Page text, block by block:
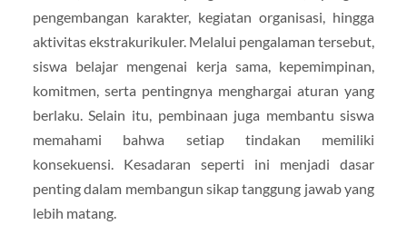
pengembangan karakter, kegiatan organisasi, hingga
aktivitas ekstrakurikuler. Melalui pengalaman tersebut,
siswa belajar mengenai kerja sama, kepemimpinan,
komitmen, serta pentingnya menghargai aturan yang
berlaku. Selain itu, pembinaan juga membantu siswa
memahami bahwa setiap tindakan memiliki
konsekuensi. Kesadaran seperti ini menjadi dasar
penting dalam membangun sikap tanggung jawab yang
lebih matang.